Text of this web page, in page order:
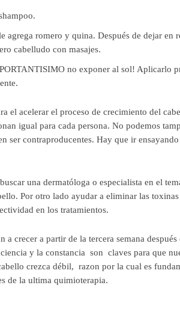
agrega romero y quina. Después de dejar en
cabelludo con masajes.
no exponer al sol! Aplicarlo
el acelerar el proceso de crecimiento del
igual para cada persona. No podemos
ser contraproducentes. Hay que ir
una dermatóloga o especialista en el
Por otro lado ayudar a eliminar las
en los tratamientos.
a crecer a partir de la tercera semana
y la constancia son claves para que
crezca débil, razon por la cual es
de la ultima quimioterapia.